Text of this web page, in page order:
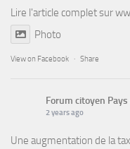
Lire l'article complet sur
Photo
View on Facebook · Share
Forum citoyen
2 years ago
Une augmentation de la